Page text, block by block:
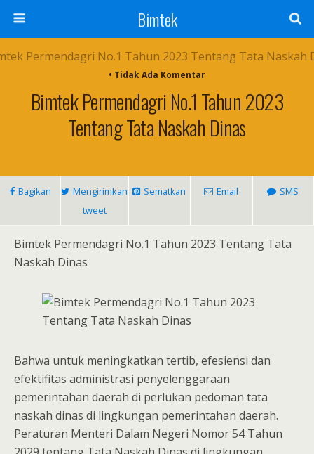
Bimtek
• Tidak Ada Komentar
Bimtek Permendagri No.1 Tahun 2023
Tentang Tata Naskah Dinas
Bagikan
Mengirimkan
tweet
Sematkan Email SMS
Bimtek Permendagri No.1 Tahun 2023 Tentang Tata
Naskah Dinas
Bahwa untuk meningkatkan tertib, efesiensi dan
efektifitas administrasi penyelenggaraan
pemerintahan daerah di perlukan pedoman tata
naskah dinas di lingkungan pemerintahan daerah.
Peraturan Menteri Dalam Negeri Nomor 54 Tahun